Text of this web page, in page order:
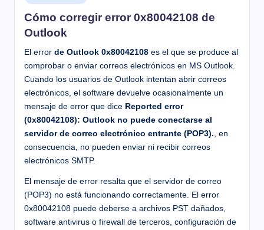
en
Cómo corregir error 0x80042108 de
Outlook
El error de Outlook 0x80042108 es el que se produce al
comprobar o enviar correos electrónicos en MS Outlook.
Cuando los usuarios de Outlook intentan abrir correos
electrónicos, el software devuelve ocasionalmente un
mensaje de error que dice Reported error
(0x80042108): Outlook no puede conectarse al
servidor de correo electrónico entrante (POP3)., en
consecuencia, no pueden enviar ni recibir correos
electrónicos SMTP.
El mensaje de error resalta que el servidor de correo
(POP3) no está funcionando correctamente. El error
0x80042108 puede deberse a archivos PST dañados,
software antivirus o firewall de terceros, configuración de